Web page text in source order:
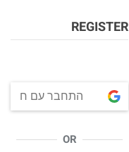
REGISTER
התחבר עם
OR